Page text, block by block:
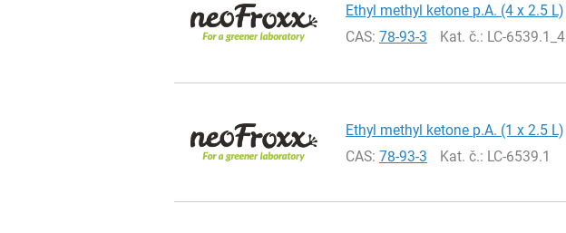
Ethyl methyl ketone p.A. (4 x 2.5 L)
CAS:78-93-3 Kat. č.: LC-6539.1_4
Ethyl methyl ketone p.A. (1 x 2.5 L)
CAS:78-93-3 Kat. č.: LC-6539.1